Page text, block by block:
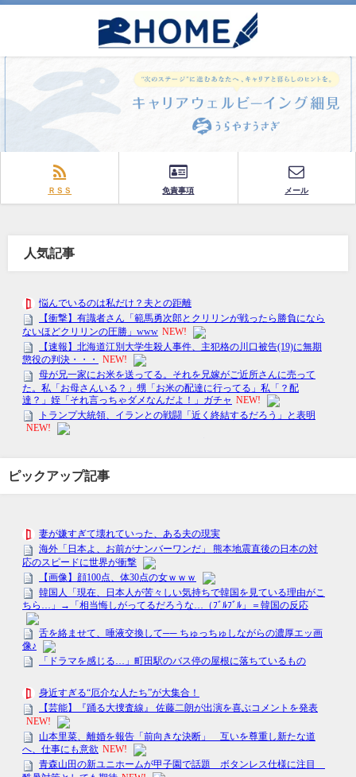
ＲＳＳ 免責事項 メール
人気記事
ピックアップ記事